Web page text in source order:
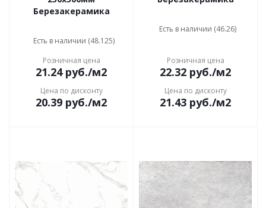
Березакерамика
Есть в наличии (48.125)
Розничная цена
21.24руб./м2
Цена по дисконту
20.39 руб./м2
Есть в наличии (46.26)
Розничная цена
22.32 руб./м2
Цена по дисконту
21.43 руб./м2